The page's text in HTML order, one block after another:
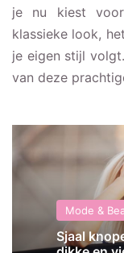
je nu kiest
klassieke look,
je eigen stijl
van deze
Mode &
Sjaal